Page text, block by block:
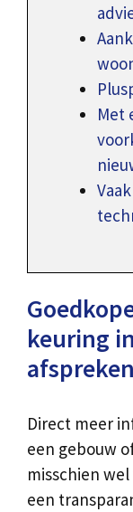
Met
keuring
afspreken
Direct meer
een gebouw
misschien
een